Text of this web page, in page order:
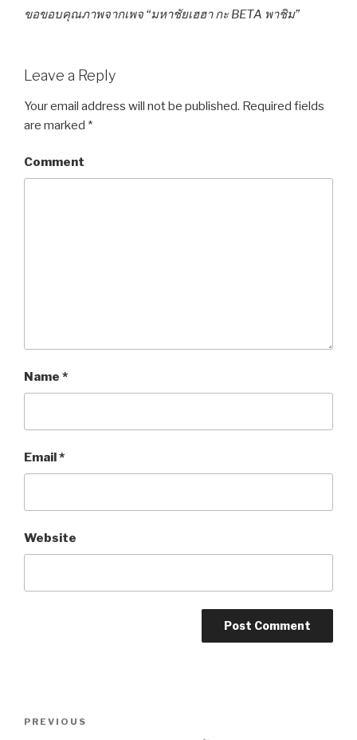
ขอขอบคุณภาพจากเพจ “มหาชัยเฮฮา กะ BETA พาชิม”
Leave a Reply
Your email address will not be published. Required fields
are marked *
Comment
Name *
Email *
Website
Post
Previous
PREVIOUS